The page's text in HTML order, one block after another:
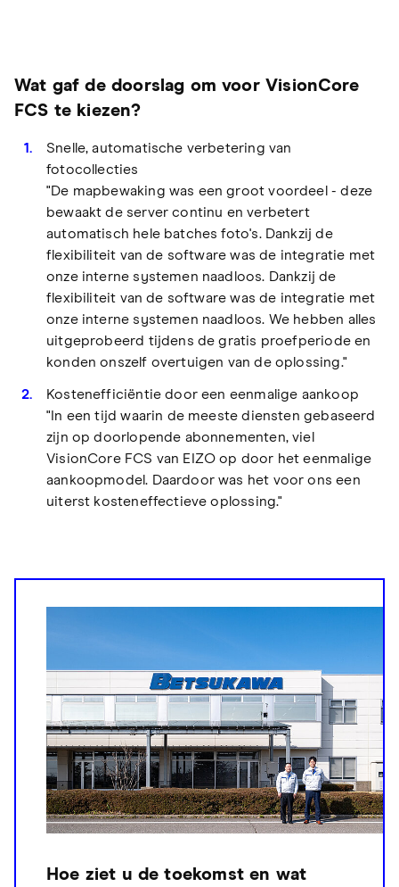
Wat gaf de doorslag om voor VisionCore
FCS te kiezen?
Snelle, automatische verbetering van
fotocollecties
"De mapbewaking was een groot voordeel - deze
bewaakt de server continu en verbetert
automatisch hele batches foto's. Dankzij de
flexibiliteit van de software was de integratie met
onze interne systemen naadloos. Dankzij de
flexibiliteit van de software was de integratie met
onze interne systemen naadloos. We hebben alles
uitgeprobeerd tijdens de gratis proefperiode en
konden onszelf overtuigen van de oplossing."
Kostenefficiëntie door een eenmalige aankoop
"In een tijd waarin de meeste diensten gebaseerd
zijn op doorlopende abonnementen, viel
VisionCore FCS van EIZO op door het eenmalige
aankoopmodel. Daardoor was het voor ons een
uiterst kosteneffectieve oplossing."
Hoe ziet u de toekomst en wat